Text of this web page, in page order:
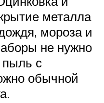
металла
мороза и
не нужно
пыль с
обычной